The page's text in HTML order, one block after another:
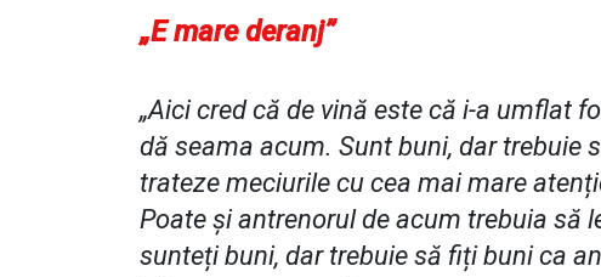
„E mare deranj”
„Aici cred că de vină este că i-a umflat
dă seama acum. Sunt buni, dar trebuie
trateze meciurile cu cea mai mare
Poate și antrenorul de acum trebuia să
sunteți buni, dar trebuie să fiți buni ca